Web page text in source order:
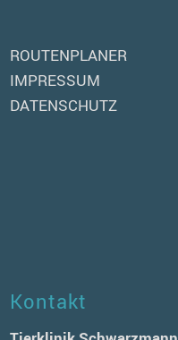
ROUTENPLANER
IMPRESSUM
DATENSCHUTZ
Kontakt